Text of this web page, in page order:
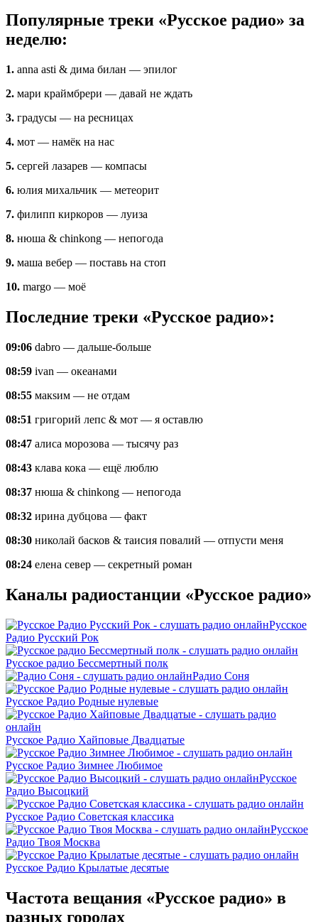
Популярные треки «Русское радио» за
неделю:
1. anna asti & дима билан — эпилог
2. мари краймбрери — давай не ждать
3. градусы — на ресницах
4. мот — намёк на нас
5. сергей лазарев — компасы
6. юлия михальчик — метеорит
7. филипп киркоров — луиза
8. нюша & chinkong — непогода
9. маша вебер — поставь на стоп
10. margo — моё
Последние треки «Русское радио»:
09:06 dabro — дальше-больше
08:59 ivan — океанами
08:55 макsим — не отдам
08:51 григорий лепс & мот — я оставлю
08:47 алиса морозова — тысячу раз
08:43 клава кока — ещё люблю
08:37 нюша & chinkong — непогода
08:32 ирина дубцова — факт
08:30 николай басков & таисия повалий — отпусти меня
08:24 елена север — секретный роман
Каналы радиостанции «Русское радио»
Русское
Радио Русский Рок
Русское радио Бессмертный полк
Радио Соня
Русское Радио Родные нулевые
Русское Радио Хайповые Двадцатые
Русское Радио Зимнее Любимое
Русское
Радио Высоцкий
Русское Радио Советская классика
Русское
Радио Твоя Москва
Русское Радио Крылатые десятые
Частота вещания «Русское радио» в
разных городах